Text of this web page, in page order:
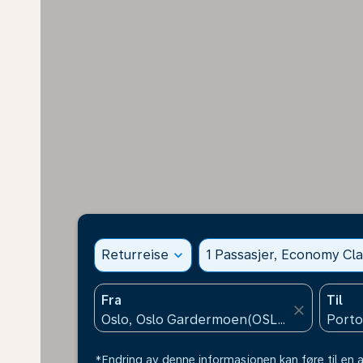
Returreise expand_more 1 Passasjer, Economy
Fra
close
Til
*Endring av denne informasjonen kan føre til en